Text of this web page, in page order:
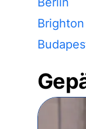
Brighton